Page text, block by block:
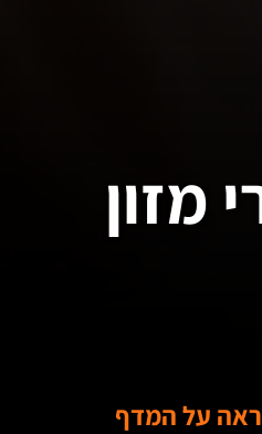
מזון
על המדף